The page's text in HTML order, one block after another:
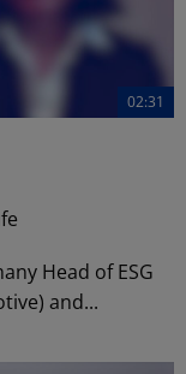
02:31
Head of ESG
and...